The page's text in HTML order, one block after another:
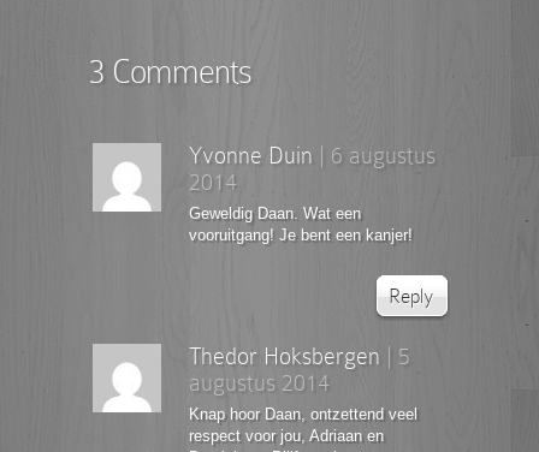
3 Comments
Yvonne Duin
6 augustus
2014
Geweldig Daan. Wat een
vooruitgang! Je bent een kanjer!
Reply
Thedor Hoksbergen
5
augustus 2014
Knap hoor Daan, ontzettend veel
respect voor jou, Adriaan en